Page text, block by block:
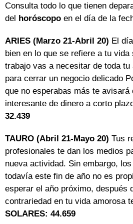
Consulta todo lo que tienen
del horóscopo en el día de la
ARIES (Marzo 21-Abril 20) El
bien en lo que se refiere a tu vida
trabajo vas a necesitar de toda
para cerrar un negocio delicado
que no esperabas más te avisará
interesante de dinero a corto
32.439
TAURO (Abril 21-Mayo 20) Tus
profesionales te dan los medios
nueva actividad. Sin embargo,
todavía este fin de año no es
esperar el año próximo, después
contrariedad en tu vida amorosa
SOLARES: 44.659